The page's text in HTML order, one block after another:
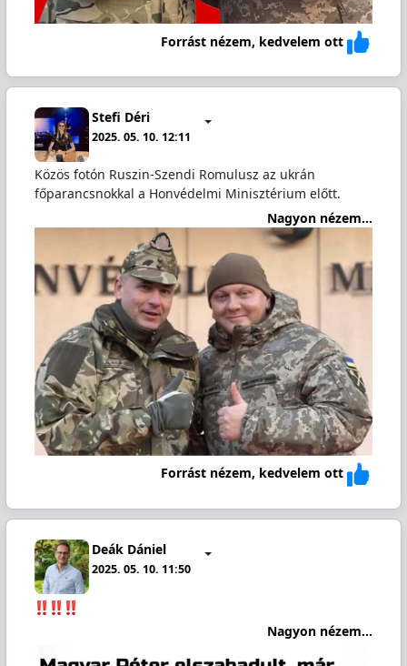
Forrást nézem, kedvelem ott
Stefi Déri
2025. 05. 10. 12:11
Közös fotón Ruszin-Szendi Romulusz az ukrán
főparancsnokkal a Honvédelmi Minisztérium előtt.
Nagyon nézem...
Forrást nézem, kedvelem ott
Deák Dániel
2025. 05. 10. 11:50
Nagyon nézem...